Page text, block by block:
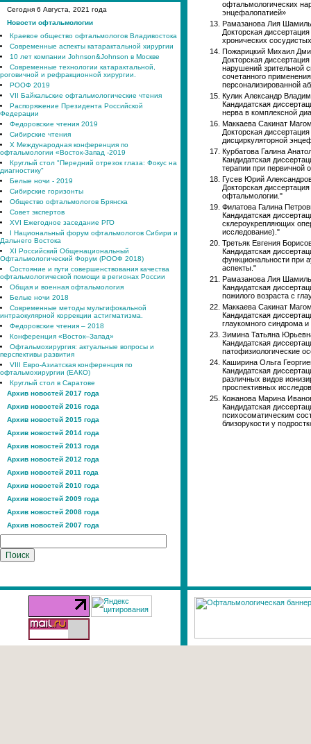
Сегодня 6 Августа, 2021 года
Новости офтальмологии
Краевое общество офтальмологов Владивостока
Современные аспекты катарактальной хирургии
10 лет компании Johnson&Johnson в Москве
Современные технологии катарактальной,
роговичной и рефракционной хирургии.
РООФ 2019
VII Байкальские офтальмологические чтения
Распоряжение Президента Российской
Федерации
Федоровские чтения 2019
Сибирские чтения
X Международная конференция по
офтальмологии «Восток-Запад -2019
Круглый стол "Передний отрезок глаза: Фокус на
диагностику"
Белые ночи - 2019
Сибирские горизонты
Общество офтальмологов Брянска
Совет экспертов
XVI Ежегодное заседание РГО
I Национальный форум офтальмологов Сибири и
Дальнего Востока
XI Российский Общенациональный
Офтальмологический Форум (РООФ 2018)
Состояние и пути совершенствования качества
офтальмологической помощи в регионах России
Общая и военная офтальмология
Белые ночи 2018
Современные методы мультифокальной
интраокулярной коррекции астигматизма.
Федоровские чтения – 2018
Конференция «Восток–Запад»
Офтальмохирургия: актуальные вопросы и
перспективы развития
VIII Евро-Азиатская конференция по
офтальмохирургии (ЕАКО)
Круглый стол в Саратове
Архив новостей 2017 года
Архив новостей 2016 года
Архив новостей 2015 года
Архив новостей 2014 года
Архив новостей 2013 года
Архив новостей 2012 года
Архив новостей 2011 года
Архив новостей 2010 года
Архив новостей 2009 года
Архив новостей 2008 года
Архив новостей 2007 года
офтальмологических
энцефалопатией»
Рамазанова Лия
Докторская
хронических
Пожарицкий Михаил
Докторская
нарушений зрительной
сочетанного
персонализированной
Кулик Александр
Кандидатская
нерва в комплексной
Маккаева Сакинат
Докторская
дисциркуляторной
Курбатова Галина
Кандидатская
терапии при первичной
Гусев Юрий
Докторская
офтальмологии."
Филатова Галина
Кандидатская
склероукрепляющих
исследование)."
Третьяк Евгения
Кандидатская
функциональности при
аспекты."
Рамазанова Лия
Кандидатская
пожилого возраста с
Маккаева Сакинат
Кандидатская
глаукомного синдрома
Зимина Татьяна
Кандидатская
патофизиологические
Каширина Ольга
Кандидатская
различных видов
проспективных
Кожанова Марина
Кандидатская
психосоматическим
близорукости у